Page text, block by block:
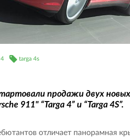
4 targa 4s
продажи двух новых
911" “Targa 4” и “Targa 4S”.
отличает панорамная